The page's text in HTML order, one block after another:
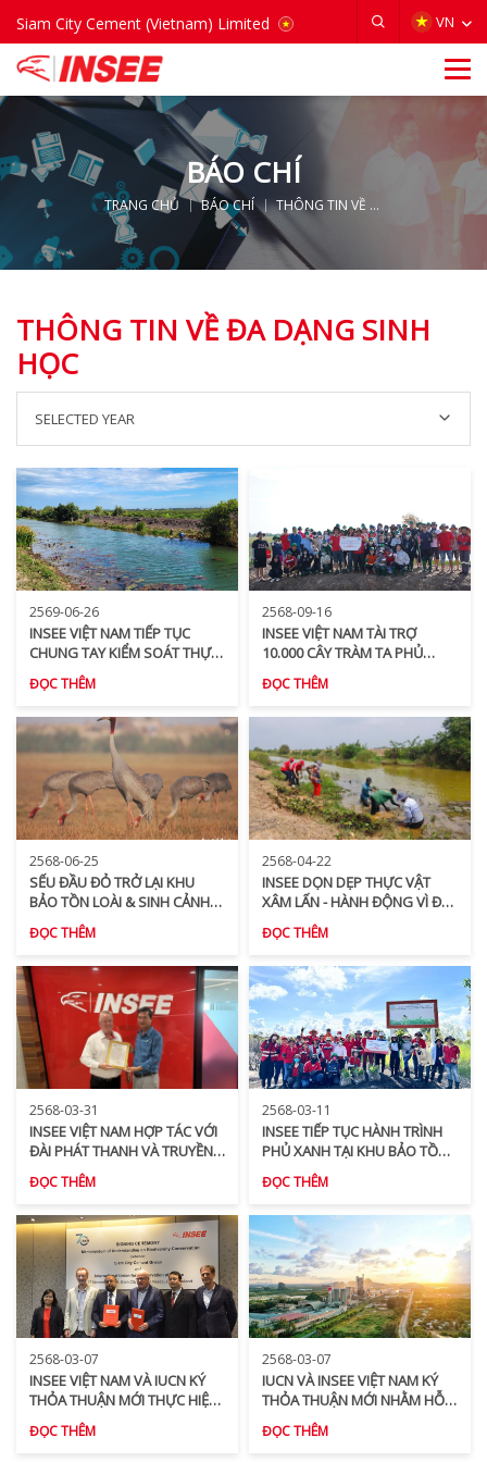
Siam City Cement (Vietnam) Limited VN
BÁO CHÍ
TRANG CHỦ BÁO CHÍ THÔNG TIN VỀ ĐA DẠNG SINH HỌC
THÔNG TIN VỀ ĐA DẠNG SINH
HỌC
SELECTED YEAR
2569-06-26
INSEE VIỆT NAM TIẾP TỤC
CHUNG TAY KIỂM SOÁT THỰC
VẬT XÂM LẤN, GÓP PHẦN BẢO
TỒN ĐA DẠNG SINH HỌC
ĐỌC THÊM
2568-09-16
INSEE VIỆT NAM TÀI TRỢ
10.000 CÂY TRÀM TA PHỦ
XANH KHU BẢO TỒN LOÀI –
SINH CẢNH PHÚ MỸ
ĐỌC THÊM
2568-06-25
SẾU ĐẦU ĐỎ TRỞ LẠI KHU
BẢO TỒN LOÀI & SINH CẢNH
PHÚ MỸ – TÍN HIỆU TÍCH CỰC
CHO ĐA DẠNG SINH HỌC VÀ
TẠI KHU VỰC KIÊN GIANG
ĐỌC THÊM
2568-04-22
INSEE DỌN DẸP THỰC VẬT
XÂM LẤN - HÀNH ĐỘNG VÌ ĐA
DẠNG SINH HỌC
ĐỌC THÊM
2568-03-31
INSEE VIỆT NAM HỢP TÁC VỚI
ĐÀI PHÁT THANH VÀ TRUYỀN
HÌNH KIÊN GIANG TRONG VIỆC
QUẢNG BÁ ĐA DẠNG SINH
ĐỌC THÊM
2568-03-11
INSEE TIẾP TỤC HÀNH TRÌNH
PHỦ XANH TẠI KHU BẢO TỒN
LOÀI - SINH CẢNH PHÚ MỸ,
HUYỆN GIANG THÀNH, TỈNH
ĐỌC THÊM
2568-03-07
INSEE VIỆT NAM VÀ IUCN KÝ
THỎA THUẬN MỚI THỰC HIỆN
MỤC TIÊU BẢO TỒN ĐA DẠNG
SINH HỌC ĐẾN NĂM 2030
ĐỌC THÊM
2568-03-07
IUCN VÀ INSEE VIỆT NAM KÝ
THỎA THUẬN MỚI NHẰM HỖ
TRỢ MỤC TIÊU TÁC ĐỘNG
TÍCH CỰC ĐA DẠNG SINH HỌC
ĐỌC THÊM